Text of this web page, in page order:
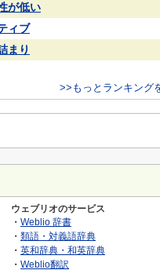
が低い
ィブ
まり
>>もっとランキング
ウェブリオのサービス
・ Weblio 辞書
・ 類語・対義語辞典
・ 英和辞典・和英辞典
・ Weblio翻訳